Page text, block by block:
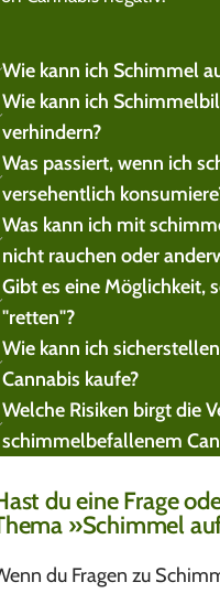
Wie kann ich Schimmel
Wie kann ich
verhindern?
Was passiert, wenn ich
versehentlich
Was kann ich mit
nicht rauchen oder
Gibt es eine Möglichkeit,
"retten"?
Wie kann ich
Cannabis kaufe?
Welche Risiken birgt die
schimmelbefallenem
du eine Frage
»Schimmel
du Fragen zu